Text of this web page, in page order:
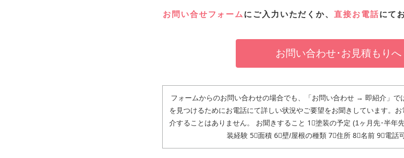
お問い合せフォーム にご入力いただくか、直接お電話にて
お問い合わせ･お見積もりへ
フォームからのお問い合わせの場合でも、「お問い合わせ → 即紹介」で
を見つけるためにお電話にて詳しい状況やご要望をお聞きしています。
介することはありません。 お聞きすること 1⃣塗装の予定 (1ヶ月先･半年
装経験 5⃣面積 6⃣壁/屋根の種類 7⃣住所 8⃣名前 9⃣電話